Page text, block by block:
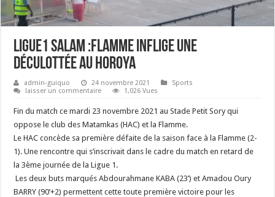
Ligue1 Salam ‬:Flamme inflige une
déculottée au Horoya
admin-guiquo 24 novembre 2021
Sports
laisser un commentaire
1,026 Vues
Fin du match ce mardi 23 novembre 2021 au Stade Petit Sory qui
oppose le club des Matamkas (HAC) et la Flamme.
Le HAC concède sa première défaite de la saison face à la Flamme (2-
1). Une rencontre qui s’inscrivait dans le cadre du match en retard de
la 3ème journée de la Ligue 1.
Les deux buts marqués Abdourahmane KABA (23’) et Amadou Oury
BARRY (90’+2) permettent cette toute première victoire pour les